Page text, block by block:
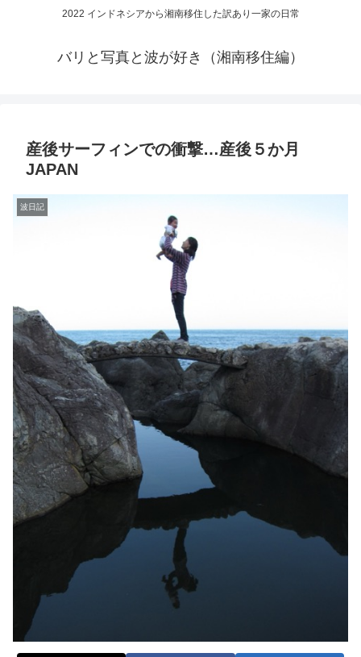
2022 インドネシアから湘南移住した訳あり一家の日常
バリと写真と波が好き（湘南移住編）
産後サーフィンでの衝撃…産後５か月
JAPAN
波日記